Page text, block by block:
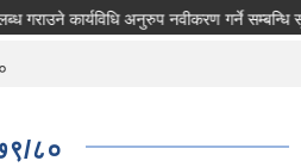
कार्यविधि अनुरुप नवीकरण गर्ने सम्बन्धि
८०